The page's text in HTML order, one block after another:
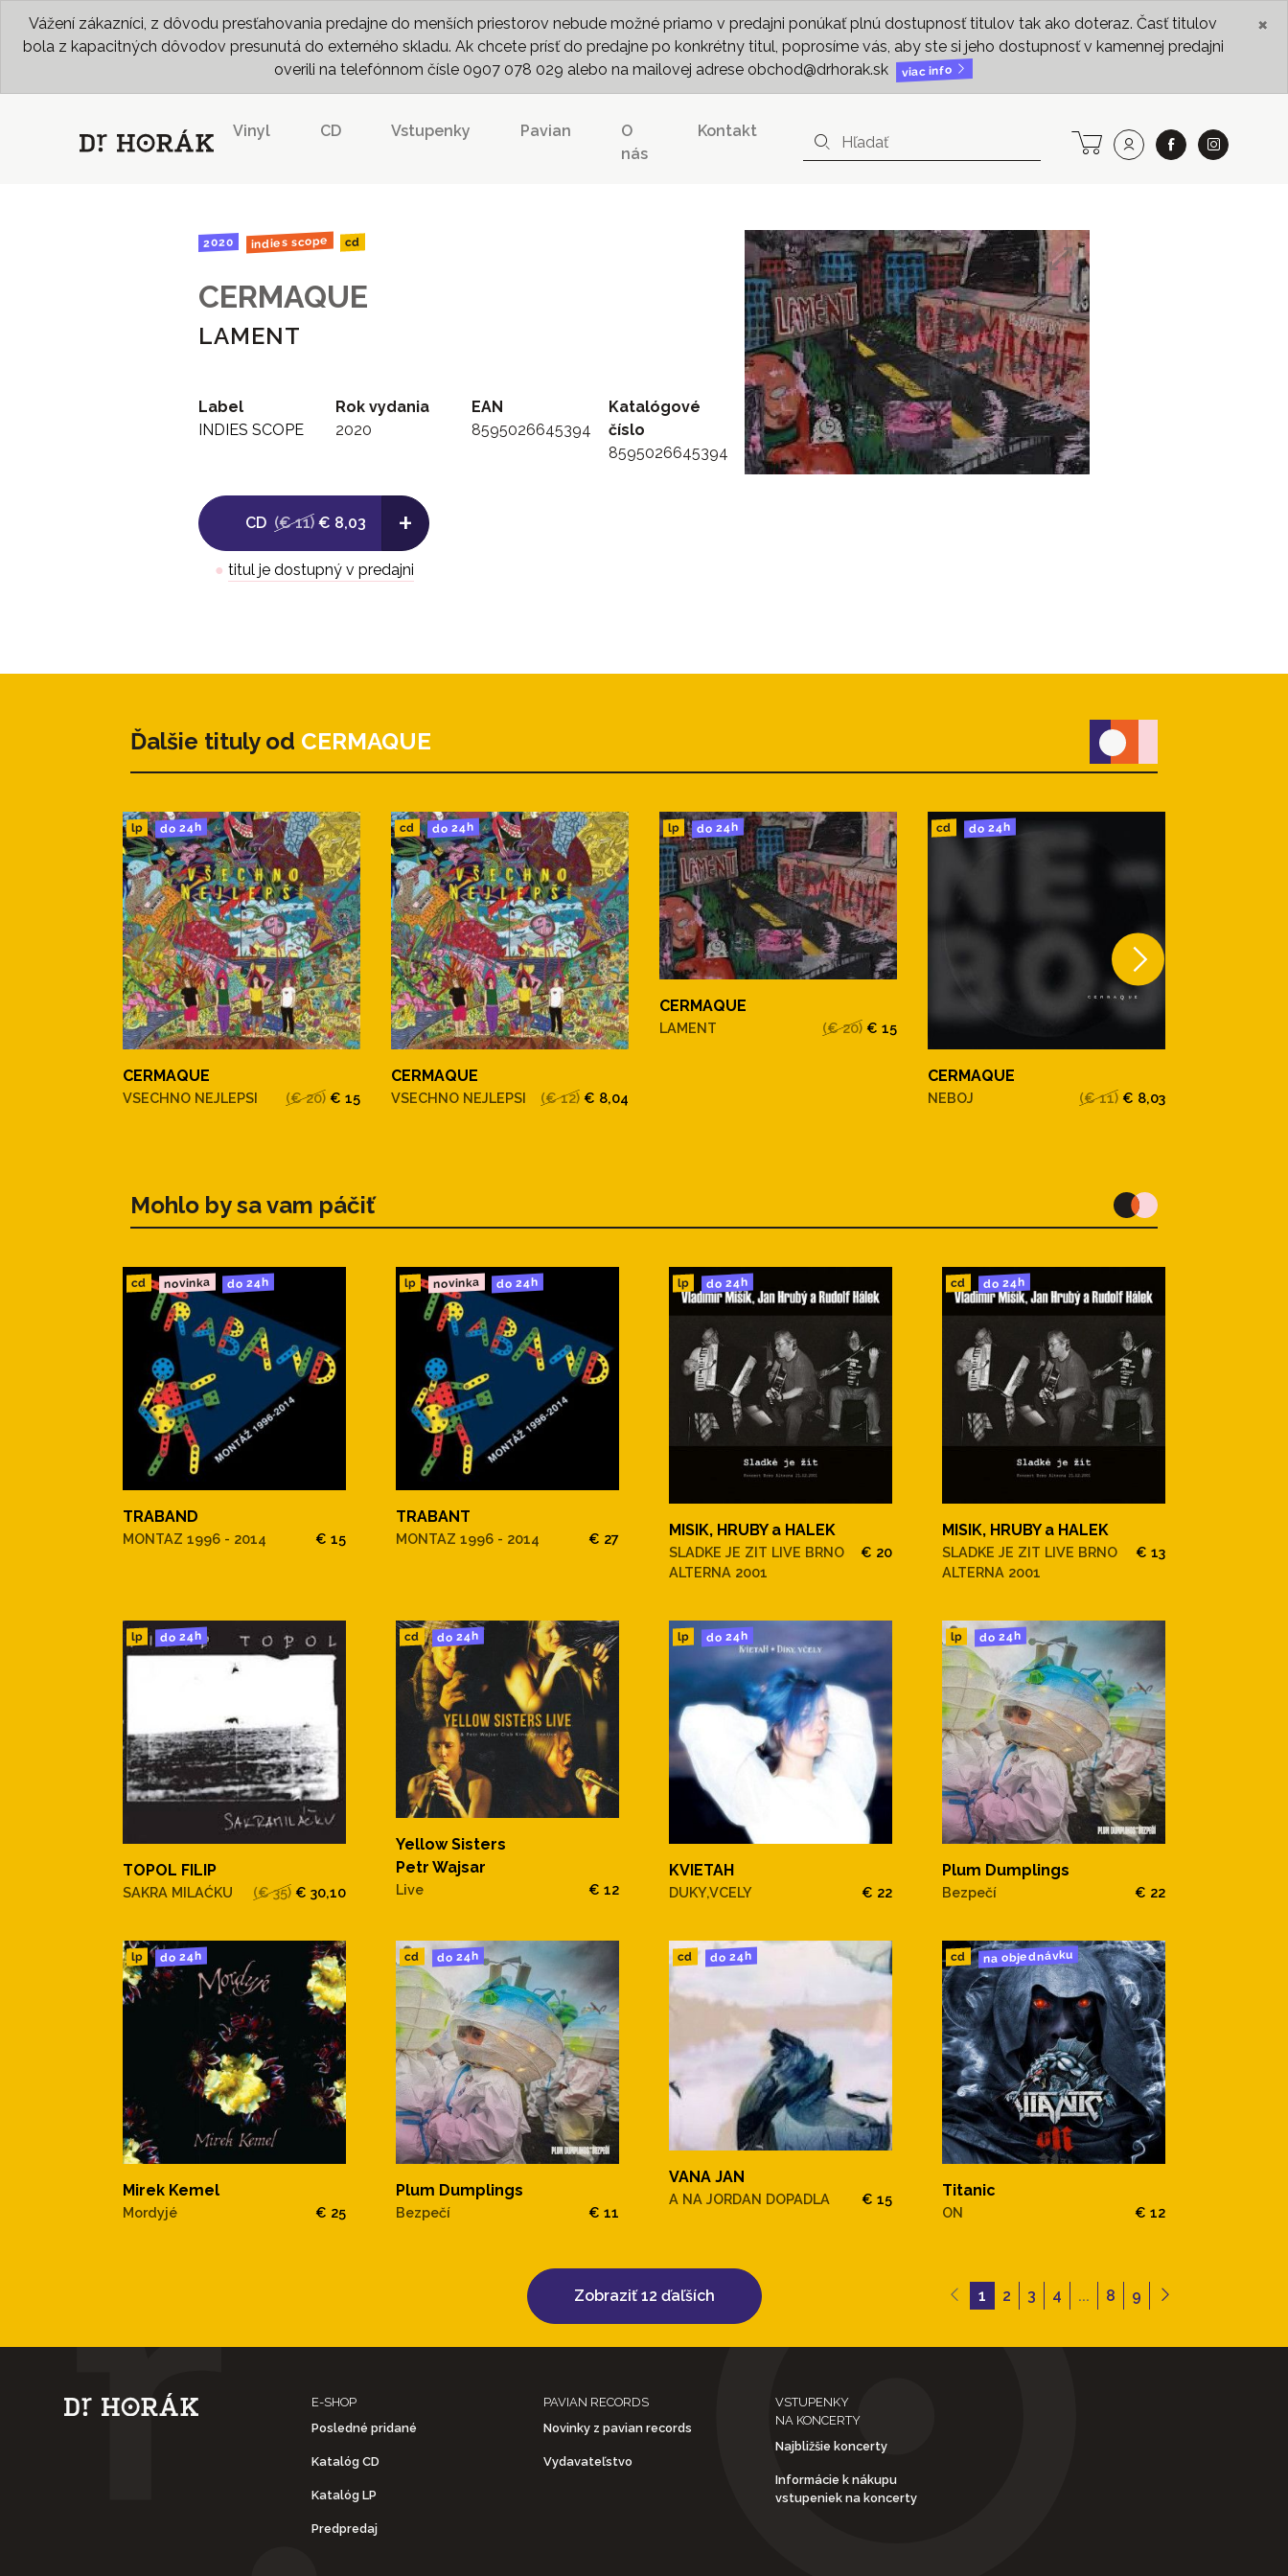
Vážení zákazníci, z dôvodu presťahovania predajne do menších priestorov nebude možné priamo v predajni ponúkať plnú dostupnosť titulov tak ako doteraz. Časť titulov
bola z kapacitných dôvodov presunutá do externého skladu. Ak chcete prísť do predajne po konkrétny titul, poprosíme vás, aby ste si jeho dostupnosť v kamennej predajni
overili na telefónnom čísle 0907 078 029 alebo na mailovej adrese obchod@drhorak.sk
viac info
×
Vinyl CD Vstupenky Pavian
O
nás
Kontakt
2020 indies scope cd
CERMAQUE
LAMENT
Label
INDIES SCOPE
Rok vydania
2020
EAN
8595026645394
Katalógové
číslo
8595026645394
CD (€ 11) € 8,03 +
● titul je dostupný v predajni
Ďalšie tituly od CERMAQUE
lp do 24h
CERMAQUE
VSECHNO NEJLEPSI (€ 20) € 15
cd do 24h
CERMAQUE
VSECHNO NEJLEPSI (€ 12) € 8,04
lp do 24h
CERMAQUE
LAMENT (€ 20) € 15
cd do 24h
CERMAQUE
NEBOJ (€ 11) € 8,03
Mohlo by sa vam páčiť
cd novinka do 24h
TRABAND
MONTAZ 1996 - 2014 € 15
lp novinka do 24h
TRABANT
MONTAZ 1996 - 2014 € 27
lp do 24h
MISIK, HRUBY a HALEK
SLADKE JE ZIT LIVE BRNO
ALTERNA 2001
€ 20
cd do 24h
MISIK, HRUBY a HALEK
SLADKE JE ZIT LIVE BRNO
ALTERNA 2001
€ 13
lp do 24h
TOPOL FILIP
SAKRA MILAĆKU (€ 35) € 30,10
cd do 24h
Yellow Sisters
Petr Wajsar
Live € 12
lp do 24h
KVIETAH
DUKY,VCELY € 22
lp do 24h
Plum Dumplings
Bezpečí € 22
lp do 24h
Mirek Kemel
Mordyjé € 25
cd do 24h
Plum Dumplings
Bezpečí € 11
cd do 24h
VANA JAN
A NA JORDAN DOPADLA € 15
cd na objednávku
Titanic
ON € 12
Zobraziť 12 ďaľších 1 2 3 4 ... 8 9
E-SHOP
Posledné pridané
Katalóg CD
Katalóg LP
Predpredaj
PAVIAN RECORDS
Novinky z pavian records
Vydavateľstvo
VSTUPENKY
NA KONCERTY
Najbližšie koncerty
Informácie k nákupu
vstupeniek na koncerty